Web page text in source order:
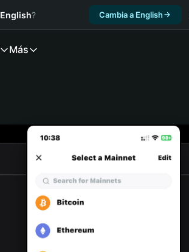
English? Cambia a English
Más